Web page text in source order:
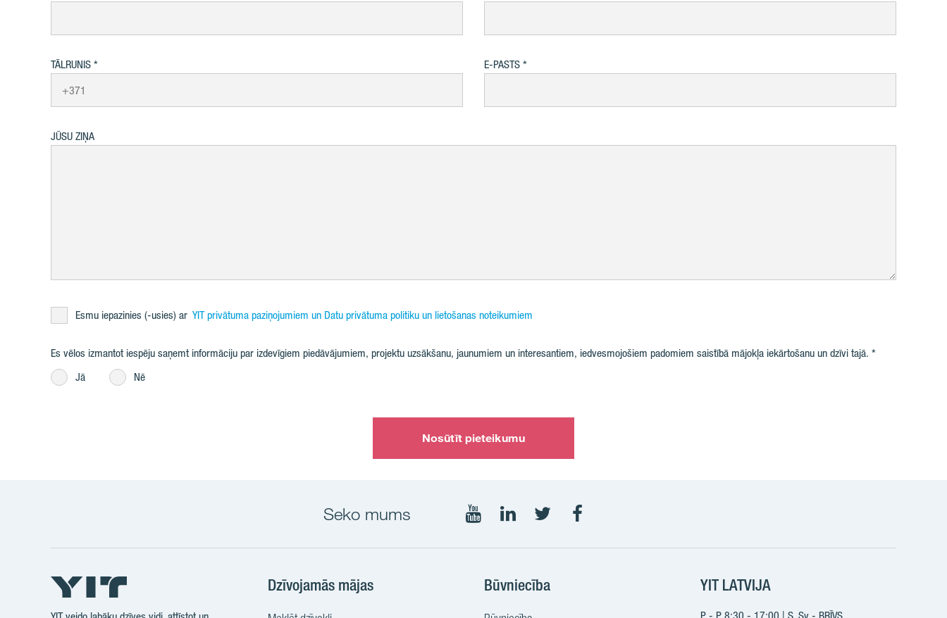
TĀLRUNIS E-PASTS
JŪSU ZIŅA
Esmu iepazinies (-usies) ar YIT privātuma paziņojumiem un Datu privātuma politiku un lietošanas noteikumiem
Es vēlos izmantot iespēju saņemt informāciju par izdevīgiem piedāvājumiem, projektu uzsākšanu, jaunumiem un interesantiem, iedvesmojošiem padomiem saistībā mājokļa iekārtošanu un dzīvi tajā.
Jā
Nē
Nosūtīt pieteikumu
Seko mums
YouTube
LinkedInTwtitter
Dzīvojamās mājas Būvniecība YIT LATVIJA